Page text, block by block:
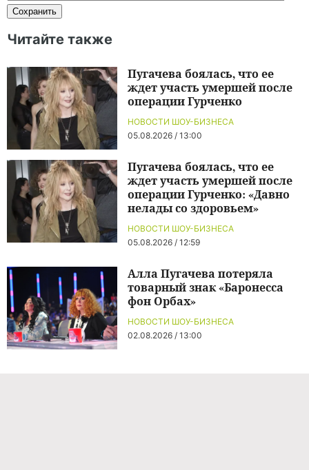
Читайте также
НОВОСТИ ШОУ-БИЗНЕСА
05.08.2026 / 13:00
Пугачева боялась, что ее
ждет участь умершей после
операции Гурченко
НОВОСТИ ШОУ-БИЗНЕСА
05.08.2026 / 12:59
Пугачева боялась, что ее
ждет участь умершей после
операции Гурченко: «Давно
нелады со здоровьем»
НОВОСТИ ШОУ-БИЗНЕСА
02.08.2026 / 13:00
Алла Пугачева потеряла
товарный знак «Баронесса
фон Орбах»